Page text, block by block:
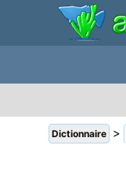
Dictionnaire >